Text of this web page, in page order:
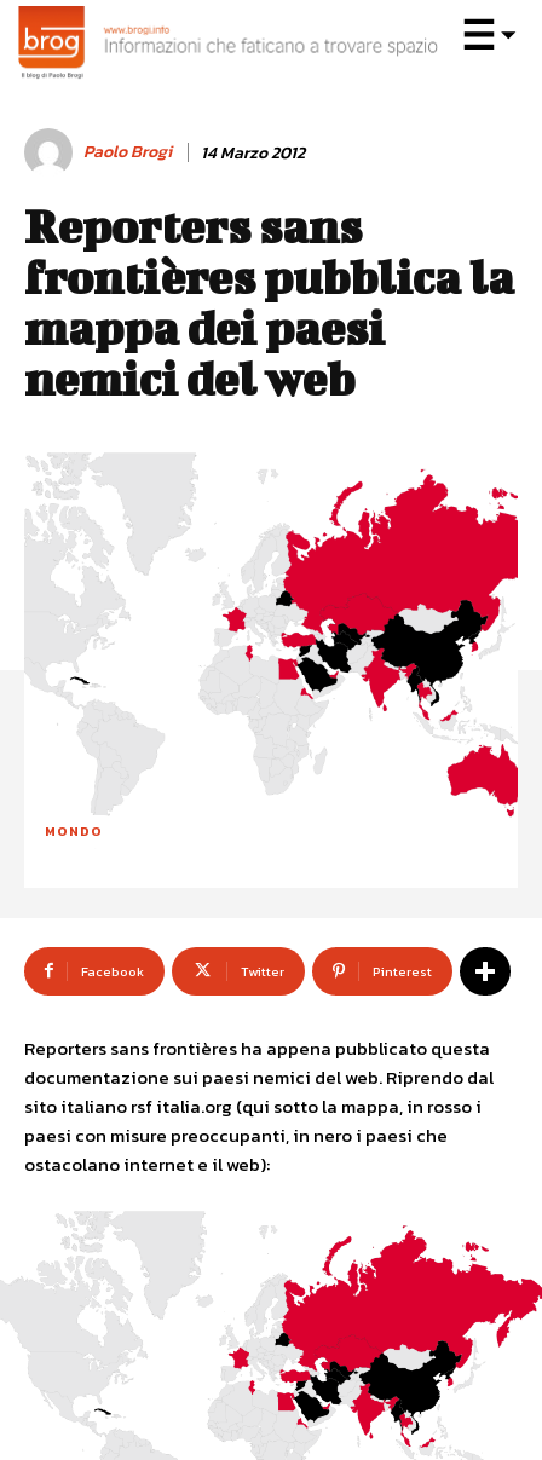
Paolo Brogi 14 Marzo 2012
Reporters sans
frontières pubblica la
mappa dei paesi
nemici del web
MONDO
Facebook Twitter Pinterest
Reporters sans frontières ha appena pubblicato questa
documentazione sui paesi nemici del web. Riprendo dal
sito italiano rsf italia.org (qui sotto la mappa, in rosso i
paesi con misure preoccupanti, in nero i paesi che
ostacolano internet e il web):